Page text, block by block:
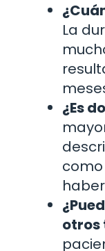
La
¿Es
otros